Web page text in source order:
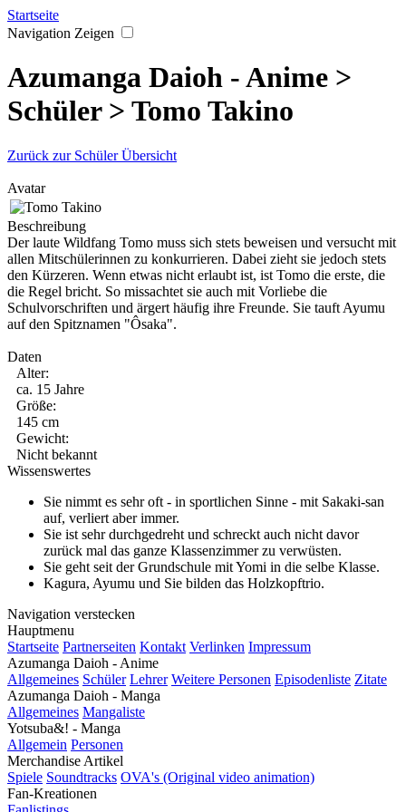
Startseite
Navigation Zeigen
Azumanga Daioh - Anime >
Schüler > Tomo Takino
Zurück zur Schüler Übersicht
Avatar
Beschreibung
Der laute Wildfang Tomo muss sich stets beweisen und versucht mit
allen Mitschülerinnen zu konkurrieren. Dabei zieht sie jedoch stets
den Kürzeren. Wenn etwas nicht erlaubt ist, ist Tomo die erste, die
die Regel bricht. So missachtet sie auch mit Vorliebe die
Schulvorschriften und ärgert häufig ihre Freunde. Sie tauft Ayumu
auf den Spitznamen "Ôsaka".
Daten
Alter:
ca. 15 Jahre
Größe:
145 cm
Gewicht:
Nicht bekannt
Wissenswertes
Sie nimmt es sehr oft - in sportlichen Sinne - mit Sakaki-san
auf, verliert aber immer.
Sie ist sehr durchgedreht und schreckt auch nicht davor
zurück mal das ganze Klassenzimmer zu verwüsten.
Sie geht seit der Grundschule mit Yomi in die selbe Klasse.
Kagura, Ayumu und Sie bilden das Holzkopftrio.
Navigation verstecken
Hauptmenu
Startseite Partnerseiten Kontakt Verlinken Impressum
Azumanga Daioh - Anime
Allgemeines Schüler Lehrer Weitere Personen Episodenliste Zitate
Azumanga Daioh - Manga
Allgemeines Mangaliste
Yotsuba&! - Manga
Allgemein Personen
Merchandise Artikel
Spiele Soundtracks OVA's (Original video animation)
Fan-Kreationen